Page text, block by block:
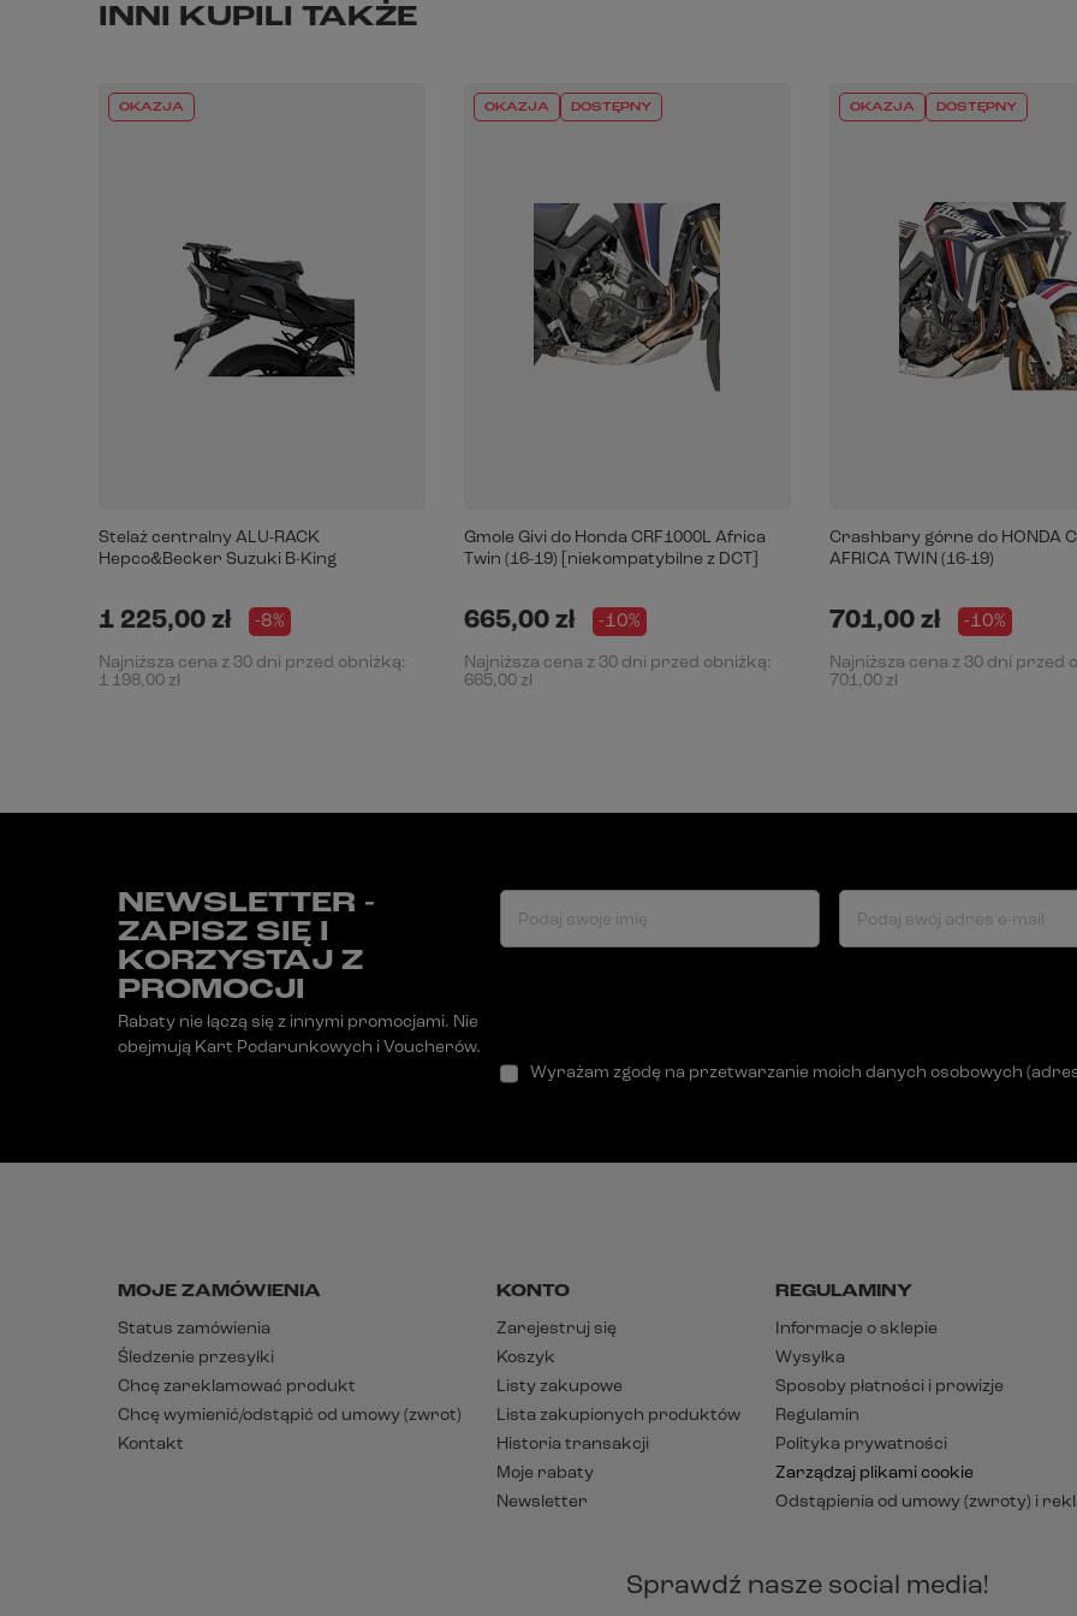
INNI KUPILI TAKŻE
OKAZJA
Stelaż centralny ALU-RACK
Hepco&Becker Suzuki B-King
1 225,00 zł -8%
Najniższa cena z 30 dni przed obniżką:
1 198,00 zł
OKAZJA DOSTĘPNY
Gmole Givi do Honda CRF1000L Africa
Twin (16-19) [niekompatybilne z DCT]
665,00 zł -10%
Najniższa cena z 30 dni przed obniżką:
665,00 zł
OKAZJA DOSTĘPNY
Crashbary górne do HONDA
AFRICA TWIN (16-19)
701,00 zł -10%
Najniższa cena z 30 dni przed
701,00 zł
NEWSLETTER -
ZAPISZ SIĘ I
KORZYSTAJ Z
PROMOCJI
Rabaty nie łączą się z innymi promocjami. Nie
obejmują Kart Podarunkowych i Voucherów.
Podaj swoje imię Podaj swój adres e-mail
Wyrażam zgodę na przetwarzanie moich danych osobowych
MOJE ZAMÓWIENIA
Status zamówienia
Śledzenie przesyłki
Chcę zareklamować produkt
Chcę wymienić/odstąpić od umowy (zwrot)
Kontakt
KONTO
Zarejestruj się
Koszyk
Listy zakupowe
Lista zakupionych produktów
Historia transakcji
Moje rabaty
Newsletter
REGULAMINY
Informacje o sklepie
Wysyłka
Sposoby płatności i prowizje
Regulamin
Polityka prywatności
Zarządzaj plikami cookie
Odstąpienia od umowy (zwroty) i
Sprawdź nasze social media!